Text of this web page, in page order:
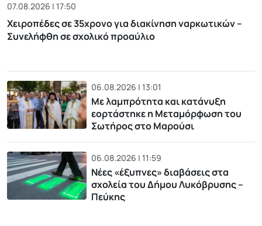
07.08.2026 | 17:50
Χειροπέδες σε 35χρονο για διακίνηση ναρκωτικών –
Συνελήφθη σε σχολικό προαύλιο
06.08.2026 | 13:01
Με λαμπρότητα και κατάνυξη
εορτάστηκε η Μεταμόρφωση του
Σωτήρος στο Μαρούσι
06.08.2026 | 11:59
Νέες «έξυπνες» διαβάσεις στα
σχολεία του Δήμου Λυκόβρυσης –
Πεύκης